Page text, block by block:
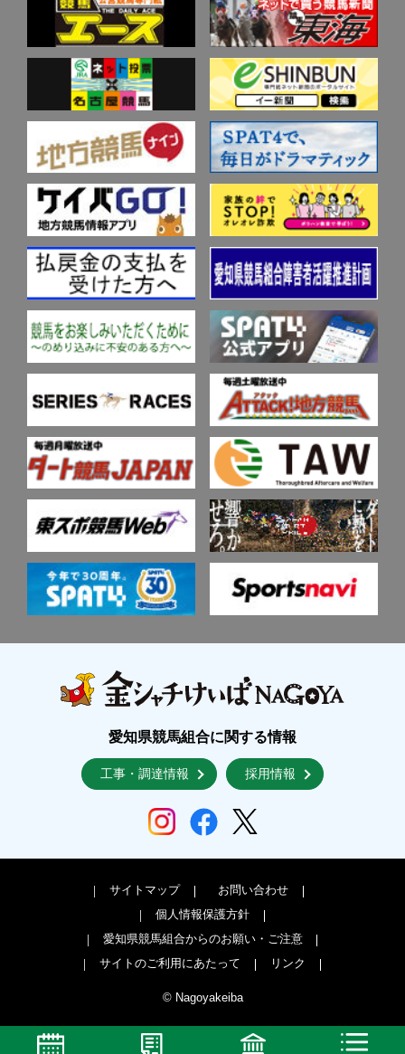
愛知県競馬組合に関する情報
工事・調達情報 採用情報
サイトマップ
お問い合わせ
個人情報保護方針
愛知県競馬組合からのお願い・ご注意
サイトのご利用にあたって
リンク
© Nagoyakeiba